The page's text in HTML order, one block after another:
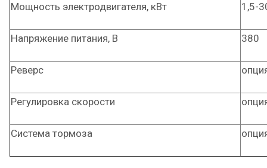
Мощность электродвигателя, кВт 1,5-
Напряжение питания, В 380
Реверс
Регулировка скорости
Система тормоза